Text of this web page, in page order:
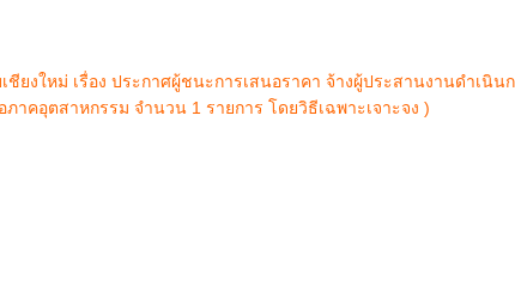
ยงใหม่ เรื่อง ประกาศผู้ชนะการเสนอราคา จ้างผู้ประสานงานดำเนิน
คอุตสาหกรรม จำนวน 1 รายการ โดยวิธีเฉพาะเจาะจง )